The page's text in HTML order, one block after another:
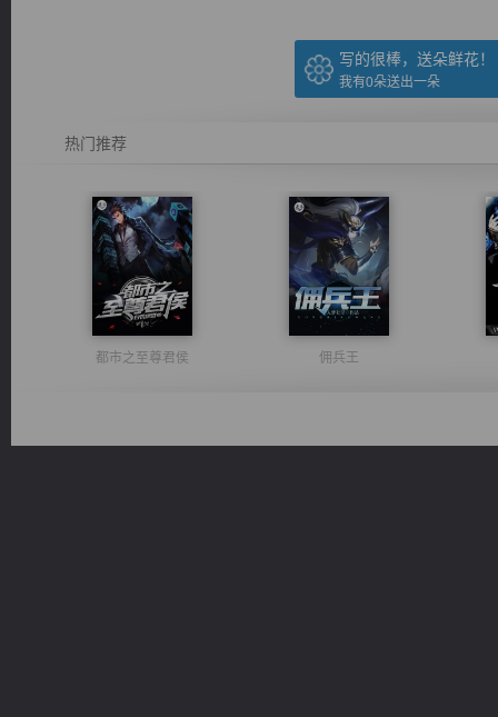
写的很棒，送朵鲜花！
我有0朵送出一朵
热门推荐
都市之至尊君侯 佣兵王